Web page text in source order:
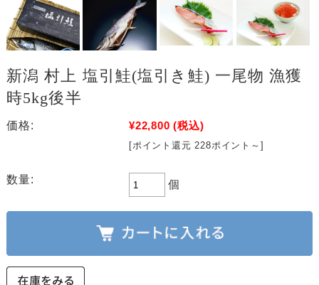
新潟 村上 塩引鮭(塩引き鮭) 一尾物 漁獲
時5kg後半
価格: ¥22,800 (税込)
[ポイント還元 228ポイント～]
数量: 個